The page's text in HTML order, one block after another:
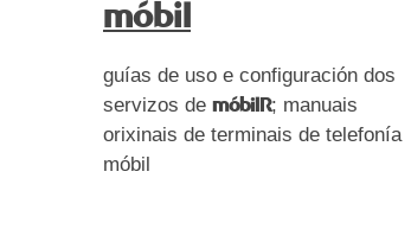
móbil
guías de uso e configuración dos
servizos de móbilR; manuais
orixinais de terminais de telefonía
móbil